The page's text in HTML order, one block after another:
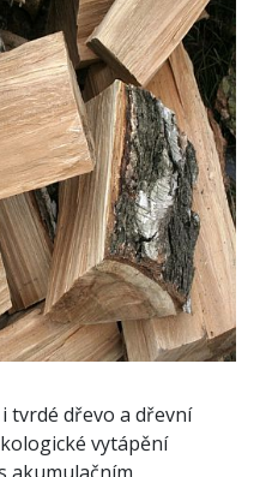
tvrdé dřevo a dřevní
vytápění